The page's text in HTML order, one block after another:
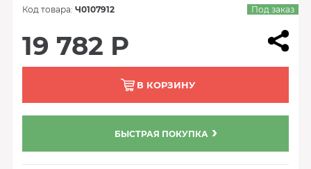
Код товара: Ч0107912 Под заказ
19 782 Р
В КОРЗИНУ
БЫСТРАЯ ПОКУПКА